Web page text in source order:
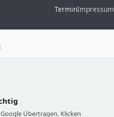
TerminImpressum
Übertragen. Klicken